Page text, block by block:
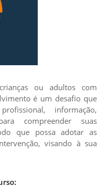
ou adultos com
é um desafio que
informação,
compreender suas
que possa adotar as
visando à sua